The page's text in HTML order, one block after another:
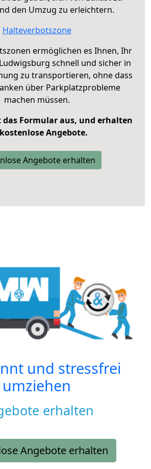
den Umzug zu erleichtern.
Halteverbotszone
ermöglichen es Ihnen, Ihr
schnell und sicher in
zu transportieren, ohne dass
über Parkplatzprobleme
machen müssen.
das Formular aus, und erhalten
Angebote.
Angebote erhalten
und stressfrei
umziehen
erhalten
Angebote erhalten